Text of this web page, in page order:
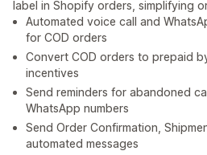
label in Shopify orders, simplifying
Automated voice call and
for COD orders
Convert COD orders to prepaid
incentives
Send reminders for abandoned
WhatsApp numbers
Send Order Confirmation,
automated messages